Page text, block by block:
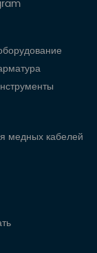
медных кабелей